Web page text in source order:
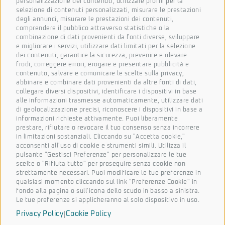
personalizzazione dei contenuti, utilizzare profili per la
selezione di contenuti personalizzati, misurare le prestazioni
degli annunci, misurare le prestazioni dei contenuti,
comprendere il pubblico attraverso statistiche o la
combinazione di dati provenienti da fonti diverse, sviluppare
e migliorare i servizi, utilizzare dati limitati per la selezione
dei contenuti, garantire la sicurezza, prevenire e rilevare
frodi, correggere errori, erogare e presentare pubblicità e
contenuto, salvare e comunicare le scelte sulla privacy,
abbinare e combinare dati provenienti da altre fonti di dati,
collegare diversi dispositivi, identificare i dispositivi in base
alle informazioni trasmesse automaticamente, utilizzare dati
di geolocalizzazione precisi, riconoscere i dispositivi in base a
informazioni richieste attivamente. Puoi liberamente
prestare, rifiutare o revocare il tuo consenso senza incorrere
in limitazioni sostanziali. Cliccando su "Accetta cookie,"
acconsenti all'uso di cookie e strumenti simili. Utilizza il
pulsante "Gestisci Preferenze" per personalizzare le tue
scelte o "Rifiuta tutto" per proseguire senza cookie non
strettamente necessari. Puoi modificare le tue preferenze in
qualsiasi momento cliccando sul link "Preferenze Cookie" in
fondo alla pagina o sull'icona dello scudo in basso a sinistra.
Le tue preferenze si applicheranno al solo dispositivo in uso.
Privacy Policy Cookie Policy
tuo punto di vista.
Nome
Cognome
Email
Azienda
Accetto le condizioni generali e di ricevere le newsletter *